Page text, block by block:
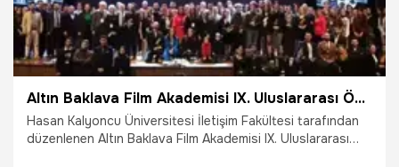
Altın Baklava Film Akademisi IX. Uluslararası Öğrenci Film Festivali'ne rekor katılım
Hasan Kalyoncu Üniversitesi İletişim Fakültesi tarafından
düzenlenen Altın Baklava Film Akademisi IX. Uluslararası